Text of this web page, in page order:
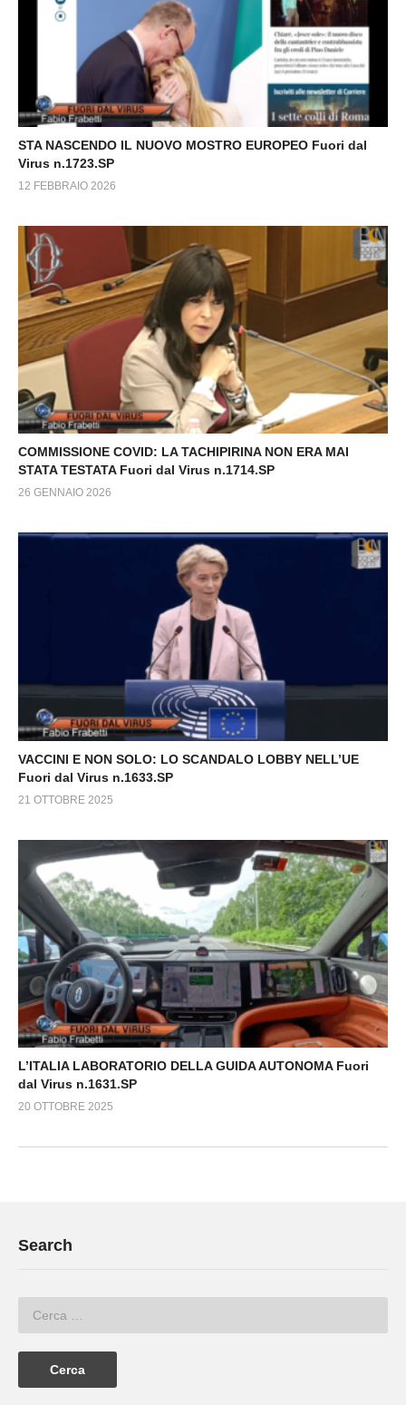
STA NASCENDO IL NUOVO MOSTRO EUROPEO Fuori dal
Virus n.1723.SP
12 FEBBRAIO 2026
COMMISSIONE COVID: LA TACHIPIRINA NON ERA MAI
STATA TESTATA Fuori dal Virus n.1714.SP
26 GENNAIO 2026
VACCINI E NON SOLO: LO SCANDALO LOBBY NELL’UE
Fuori dal Virus n.1633.SP
21 OTTOBRE 2025
L’ITALIA LABORATORIO DELLA GUIDA AUTONOMA Fuori
dal Virus n.1631.SP
20 OTTOBRE 2025
Search